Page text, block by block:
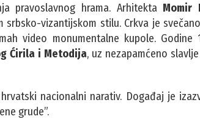
pravoslavnog hrama. Arhitekta Momir
vizantijskom stilu. Crkva je
video monumentalne kupole. Godine
Ćirila i Metodija, uz nezapamćeno
nacionalni narativ. Događaj je
grude”.